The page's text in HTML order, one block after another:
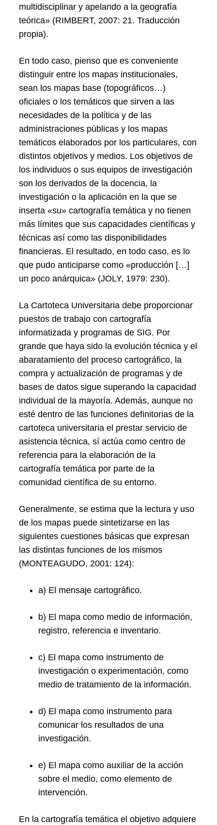
multidisciplinar y apelando a la geografía
teórica» (RIMBERT, 2007: 21. Traducción
propia).
En todo caso, pienso que es conveniente
distinguir entre los mapas institucionales,
sean los mapas base (topográficos…)
oficiales o los temáticos que sirven a las
necesidades de la política y de las
administraciones públicas y los mapas
temáticos elaborados por los particulares, con
distintos objetivos y medios. Los objetivos de
los individuos o sus equipos de investigación
son los derivados de la docencia, la
investigación o la aplicación en la que se
inserta «su» cartografía temática y no tienen
más límites que sus capacidades científicas y
técnicas así como las disponibilidades
financieras. El resultado, en todo caso, es lo
que pudo anticiparse como «producción […]
un poco anárquica» (JOLY, 1979: 230).
La Cartoteca Universitaria debe proporcionar
puestos de trabajo con cartografía
informatizada y programas de SIG. Por
grande que haya sido la evolución técnica y el
abaratamiento del proceso cartográfico, la
compra y actualización de programas y de
bases de datos sigue superando la capacidad
individual de la mayoría. Además, aunque no
esté dentro de las funciones definitorias de la
cartoteca universitaria el prestar servicio de
asistencia técnica, sí actúa como centro de
referencia para la elaboración de la
cartografía temática por parte de la
comunidad científica de su entorno.
Generalmente, se estima que la lectura y uso
de los mapas puede sintetizarse en las
siguientes cuestiones básicas que expresan
las distintas funciones de los mismos
(MONTEAGUDO, 2001: 124):
a) El mensaje cartográfico.
b) El mapa como medio de información,
registro, referencia e inventario.
c) El mapa como instrumento de
investigación o experimentación, como
medio de tratamiento de la información.
d) El mapa como instrumento para
comunicar los resultados de una
investigación.
e) El mapa como auxiliar de la acción
sobre el medio, como elemento de
intervención.
En la cartografía temática el objetivo adquiere